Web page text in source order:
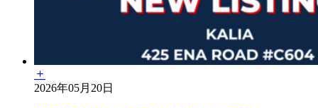
2026年05月20日